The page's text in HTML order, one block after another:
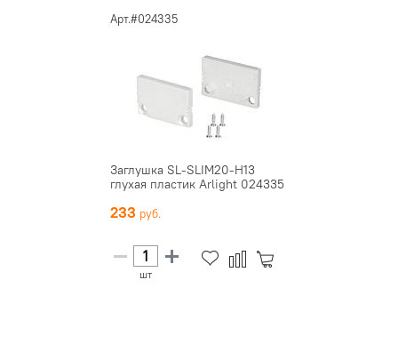
Арт.#024335
Заглушка SL-SLIM20-H13
глухая пластик Arlight 024335
233
шт